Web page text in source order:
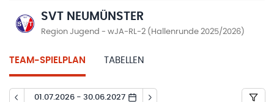
SVT NEUMÜNSTER
Region Jugend - wJA-RL-2 (Hallenrunde 2025/2026)
TEAM-SPIELPLAN TABELLEN
01.07.2026 - 30.06.2027